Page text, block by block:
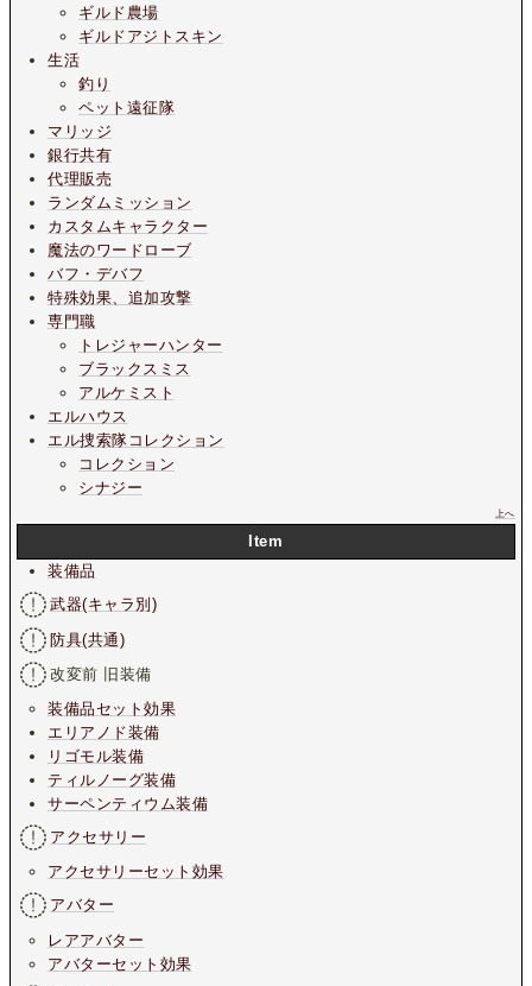
ギルド農場
ギルドアジトスキン
生活
釣り
ペット遠征隊
マリッジ
銀行共有
代理販売
ランダムミッション
カスタムキャラクター
魔法のワードローブ
バフ・デバフ
特殊効果、追加攻撃
専門職
トレジャーハンター
ブラックスミス
アルケミスト
エルハウス
エル捜索隊コレクション
コレクション
シナジー
上へ
Item
装備品
武器(キャラ別)
防具(共通)
改変前 旧装備
装備品セット効果
エリアノド装備
リゴモル装備
ティルノーグ装備
サーペンティウム装備
アクセサリー
アクセサリーセット効果
アバター
レアアバター
アバターセット効果